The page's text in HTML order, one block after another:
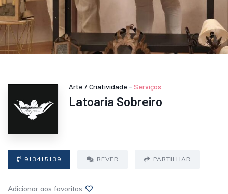
Arte / Criatividade - Serviços
Latoaria Sobreiro
913415139 REVER PARTILHAR
Adicionar aos favoritos